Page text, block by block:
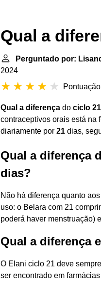
Qual a
Perguntado por:
2024
Qual a diferença do ciclo
contraceptivos orais está na
diariamente por 21 dias,
Qual a diferença
dias?
Não há diferença quanto
uso: o Belara com 21
poderá haver menstruação)
Qual a diferença
O Elani ciclo 21 deve
ser encontrado em